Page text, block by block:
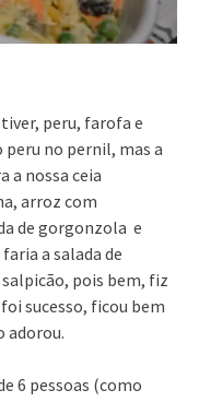
peru, farofa e
no pernil, mas a
a nossa ceia
arroz com
de gorgonzola e
a salada de
pois bem, fiz
sucesso, ficou bem
adorou.
6 pessoas (como